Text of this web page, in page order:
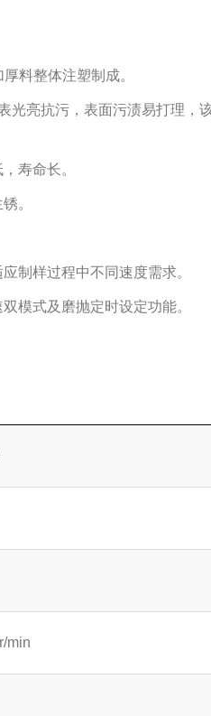
料整体注塑制成。
光亮抗污，表面污渍易打理，
寿命长。
。
制样过程中不同速度需求。
模式及磨抛定时设定功能。
min